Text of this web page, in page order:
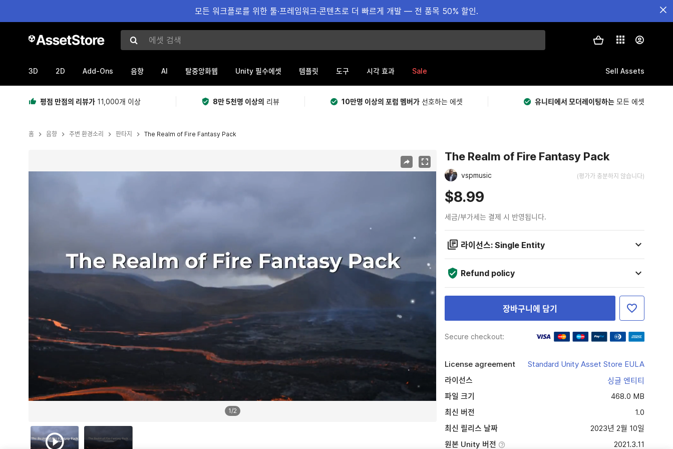
모든 워크플로를 위한 툴·프레임워크·콘텐츠로 더 빠르게 개발 — 전 품목 50% 할인.
에셋 검색
3D 2D Add-Ons 음향 AI 탈중앙화웹 Unity 필수에셋 템플릿 도구 시각 효과 Sale Sell Assets
평점 만점의 리뷰가 11,000개 이상 8만 5천명 이상의 리뷰 10만명 이상의 포럼 멤버가 선호하는 에셋 유니티에서 모더레이팅하는 모든 에셋
홈 음향 주변 환경소리 판타지 The Realm of Fire Fantasy Pack
1/2
The Realm of Fire Fantasy Pack
vspmusic (평가가 충분하지 않습니다)
$8.99
세금/부가세는 결제 시 반영됩니다.
라이선스: Single Entity
Refund policy
장바구니에 담기
Secure checkout:
License agreement
Standard Unity Asset Store EULA
라이선스
싱글 엔티티
파일 크기
468.0 MB
최신 버전
1.0
최신 릴리스 날짜
2023년 2월 10일
원본 Unity 버전
2021.3.11